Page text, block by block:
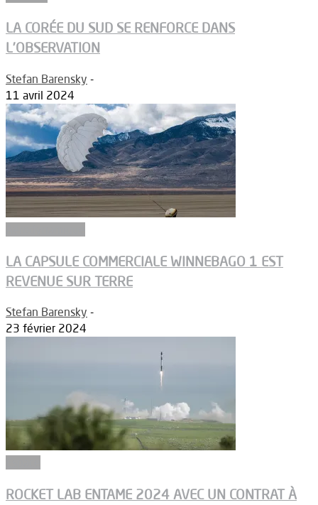
LA CORÉE DU SUD SE RENFORCE DANS
L’OBSERVATION
Stefan Barensky -
11 avril 2024
LA CAPSULE COMMERCIALE WINNEBAGO 1 EST
REVENUE SUR TERRE
Stefan Barensky -
23 février 2024
ROCKET LAB ENTAME 2024 AVEC UN CONTRAT À